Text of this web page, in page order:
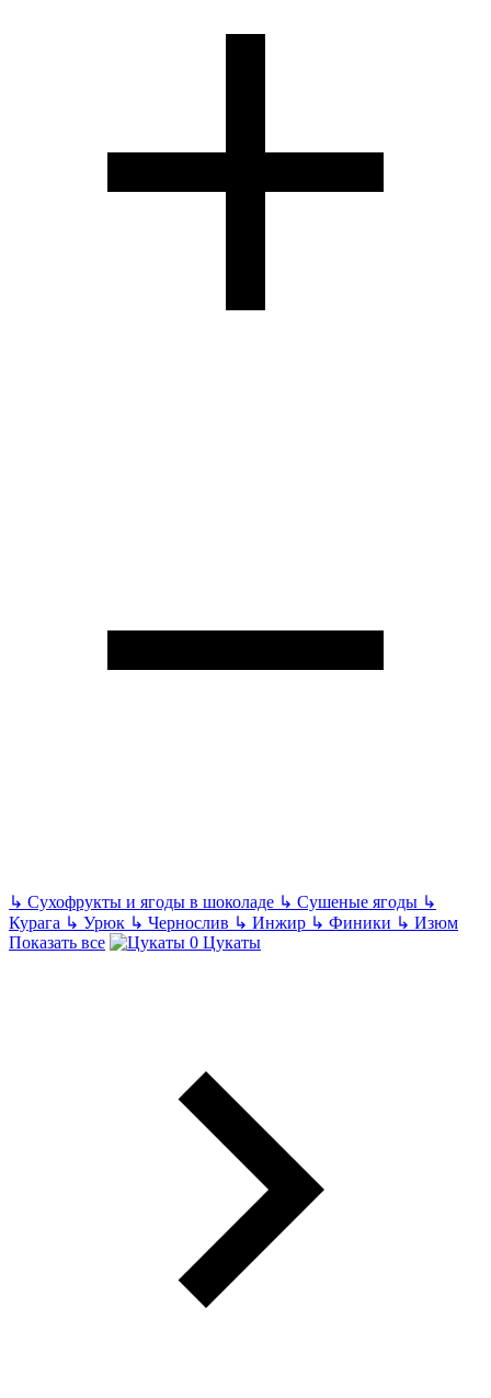
↳ Сухофрукты и ягоды в шоколаде ↳ Сушеные ягоды ↳
Курага ↳ Урюк ↳ Чернослив ↳ Инжир ↳ Финики ↳ Изюм
Показать все
Цукаты